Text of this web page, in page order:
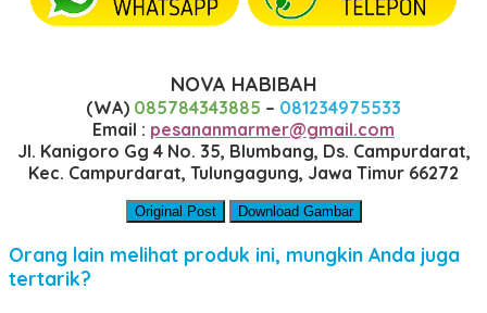
NOVA HABIBAH
(WA) 085784343885 – 081234975533
Email : pesananmarmer@gmail.com
Jl. Kanigoro Gg 4 No. 35, Blumbang, Ds. Campurdarat,
Kec. Campurdarat, Tulungagung, Jawa Timur 66272
Original Post Download Gambar
Orang lain melihat produk ini, mungkin Anda juga
tertarik?